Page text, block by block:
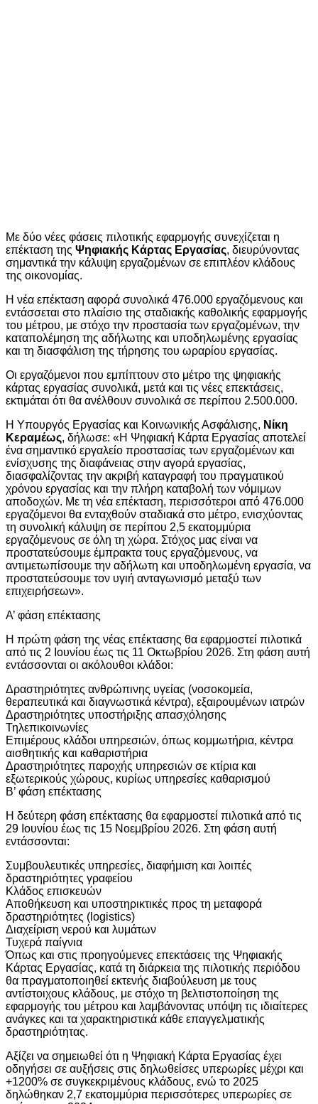
Με δύο νέες φάσεις πιλοτικής εφαρμογής συνεχίζεται η
επέκταση της Ψηφιακής Κάρτας Εργασίας, διευρύνοντας
σημαντικά την κάλυψη εργαζομένων σε επιπλέον κλάδους
της οικονομίας.
Η νέα επέκταση αφορά συνολικά 476.000 εργαζόμενους και
εντάσσεται στο πλαίσιο της σταδιακής καθολικής εφαρμογής
του μέτρου, με στόχο την προστασία των εργαζομένων, την
καταπολέμηση της αδήλωτης και υποδηλωμένης εργασίας
και τη διασφάλιση της τήρησης του ωραρίου εργασίας.
Οι εργαζόμενοι που εμπίπτουν στο μέτρο της ψηφιακής
κάρτας εργασίας συνολικά, μετά και τις νέες επεκτάσεις,
εκτιμάται ότι θα ανέλθουν συνολικά σε περίπου 2.500.000.
Η Υπουργός Εργασίας και Κοινωνικής Ασφάλισης, Νίκη
Κεραμέως, δήλωσε: «Η Ψηφιακή Κάρτα Εργασίας αποτελεί
ένα σημαντικό εργαλείο προστασίας των εργαζομένων και
ενίσχυσης της διαφάνειας στην αγορά εργασίας,
διασφαλίζοντας την ακριβή καταγραφή του πραγματικού
χρόνου εργασίας και την πλήρη καταβολή των νόμιμων
αποδοχών. Με τη νέα επέκταση, περισσότεροι από 476.000
εργαζόμενοι θα ενταχθούν σταδιακά στο μέτρο, ενισχύοντας
τη συνολική κάλυψη σε περίπου 2,5 εκατομμύρια
εργαζόμενους σε όλη τη χώρα. Στόχος μας είναι να
προστατεύσουμε έμπρακτα τους εργαζόμενους, να
αντιμετωπίσουμε την αδήλωτη και υποδηλωμένη εργασία, να
προστατεύσουμε τον υγιή ανταγωνισμό μεταξύ των
επιχειρήσεων».
Α’ φάση επέκτασης
Η πρώτη φάση της νέας επέκτασης θα εφαρμοστεί πιλοτικά
από τις 2 Ιουνίου έως τις 11 Οκτωβρίου 2026. Στη φάση αυτή
εντάσσονται οι ακόλουθοι κλάδοι:
Δραστηριότητες ανθρώπινης υγείας (νοσοκομεία,
θεραπευτικά και διαγνωστικά κέντρα), εξαιρουμένων ιατρών
Δραστηριότητες υποστήριξης απασχόλησης
Τηλεπικοινωνίες
Επιμέρους κλάδοι υπηρεσιών, όπως κομμωτήρια, κέντρα
αισθητικής και καθαριστήρια
Δραστηριότητες παροχής υπηρεσιών σε κτίρια και
εξωτερικούς χώρους, κυρίως υπηρεσίες καθαρισμού
Β’ φάση επέκτασης
Η δεύτερη φάση επέκτασης θα εφαρμοστεί πιλοτικά από τις
29 Ιουνίου έως τις 15 Νοεμβρίου 2026. Στη φάση αυτή
εντάσσονται:
Συμβουλευτικές υπηρεσίες, διαφήμιση και λοιπές
δραστηριότητες γραφείου
Κλάδος επισκευών
Αποθήκευση και υποστηρικτικές προς τη μεταφορά
δραστηριότητες (logistics)
Διαχείριση νερού και λυμάτων
Τυχερά παίγνια
Όπως και στις προηγούμενες επεκτάσεις της Ψηφιακής
Κάρτας Εργασίας, κατά τη διάρκεια της πιλοτικής περιόδου
θα πραγματοποιηθεί εκτενής διαβούλευση με τους
αντίστοιχους κλάδους, με στόχο τη βελτιστοποίηση της
εφαρμογής του μέτρου και λαμβάνοντας υπόψη τις ιδιαίτερες
ανάγκες και τα χαρακτηριστικά κάθε επαγγελματικής
δραστηριότητας.
Αξίζει να σημειωθεί ότι η Ψηφιακή Κάρτα Εργασίας έχει
οδηγήσει σε αυξήσεις στις δηλωθείσες υπερωρίες μέχρι και
+1200% σε συγκεκριμένους κλάδους, ενώ το 2025
δηλώθηκαν 2,7 εκατομμύρια περισσότερες υπερωρίες σε